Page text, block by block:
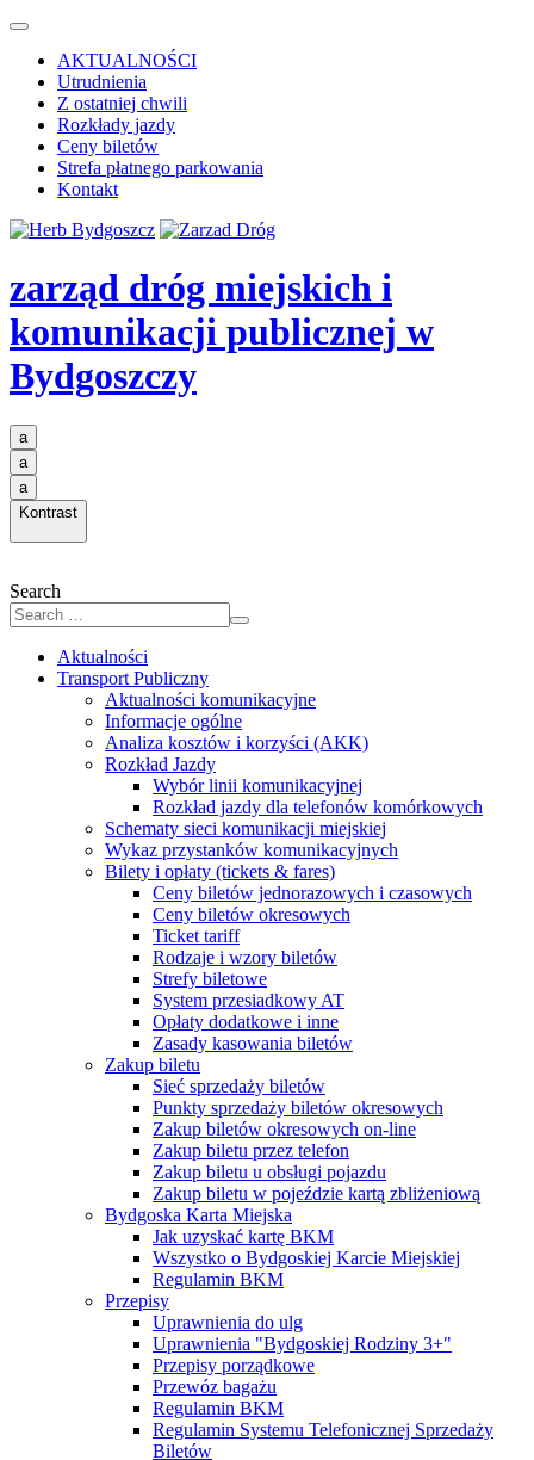
AKTUALNOŚCI
Utrudnienia
Z ostatniej chwili
Rozkłady jazdy
Ceny biletów
Strefa płatnego parkowania
Kontakt
zarząd dróg miejskich i
komunikacji publicznej w
Bydgoszczy
a
a
a
Kontrast
Search
Aktualności
Transport Publiczny
Aktualności komunikacyjne
Informacje ogólne
Analiza kosztów i korzyści (AKK)
Rozkład Jazdy
Wybór linii komunikacyjnej
Rozkład jazdy dla telefonów komórkowych
Schematy sieci komunikacji miejskiej
Wykaz przystanków komunikacyjnych
Bilety i opłaty (tickets & fares)
Ceny biletów jednorazowych i czasowych
Ceny biletów okresowych
Ticket tariff
Rodzaje i wzory biletów
Strefy biletowe
System przesiadkowy AT
Opłaty dodatkowe i inne
Zasady kasowania biletów
Zakup biletu
Sieć sprzedaży biletów
Punkty sprzedaży biletów okresowych
Zakup biletów okresowych on-line
Zakup biletu przez telefon
Zakup biletu u obsługi pojazdu
Zakup biletu w pojeździe kartą zbliżeniową
Bydgoska Karta Miejska
Jak uzyskać kartę BKM
Wszystko o Bydgoskiej Karcie Miejskiej
Regulamin BKM
Przepisy
Uprawnienia do ulg
Uprawnienia "Bydgoskiej Rodziny 3+"
Przepisy porządkowe
Przewóz bagażu
Regulamin BKM
Regulamin Systemu Telefonicznej Sprzedaży
Biletów